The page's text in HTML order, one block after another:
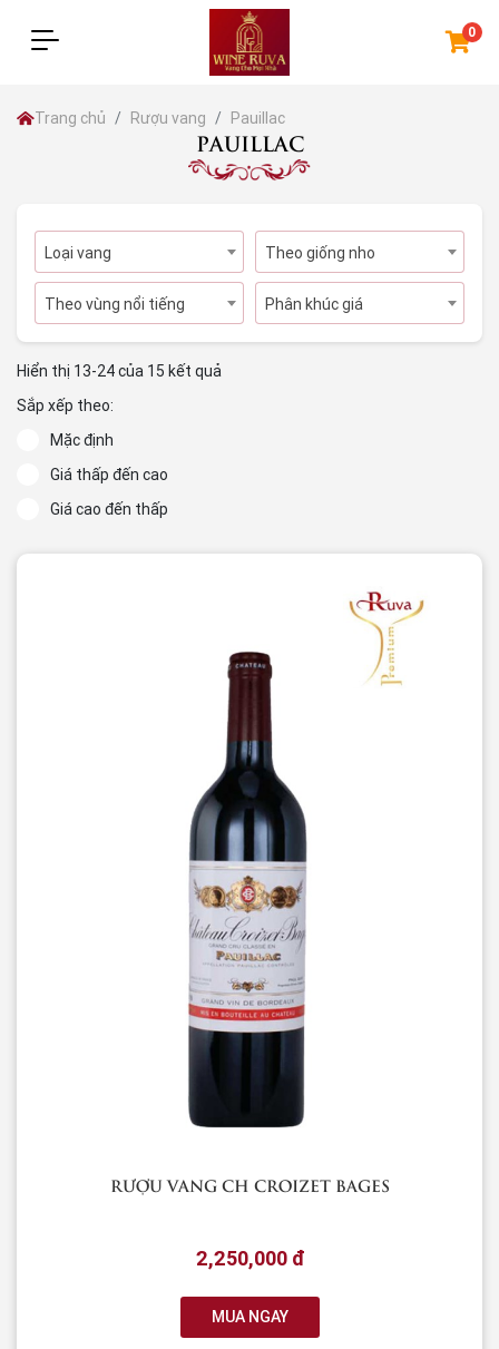
0
Trang chủ Rượu vang Pauillac
PAUILLAC
Loại vang Theo giống nho
Theo vùng nổi tiếng Phân khúc giá
Hiển thị 13-24 của 15 kết quả
Sắp xếp theo:
Mặc định
Giá thấp đến cao
Giá cao đến thấp
RƯỢU VANG CH CROIZET BAGES
2,250,000 đ
MUA NGAY